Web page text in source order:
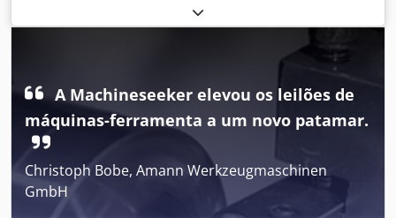
, tipo de combustível:
de motores:Caterpillar G3520C, Finalidade de utilização:
construção civil Djdpfx Acjzpdn Ijkjck Peso em vazio: 17.500
kg Potência do gerador: 2.150 kVA Dimensões da área de
carga: 7 x 2 x 27 cm Contacte a equipa DPX para obter mais
informações. = Outras opções e acessórios = - Painel de
controlo
A Machineseeker elevou os leilões de
máquinas-ferramenta a um novo patamar.
Christoph Bobe, Amann Werkzeugmaschinen
GmbH